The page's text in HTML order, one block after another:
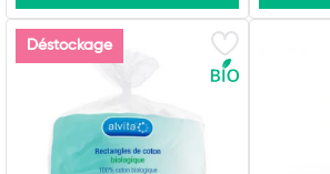
Déstockage